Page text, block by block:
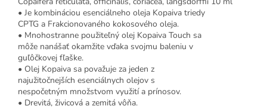
• Je kombináciou esenciálneho oleja Kopaiva triedy
CPTG a Frakcionovaného kokosového oleja.
• Mnohostranne použiteľný olej Kopaiva Touch sa
môže nanášať okamžite vďaka svojmu baleniu v
guľôčkovej fľaške.
• Olej Kopaiva sa považuje za jeden z
najužitočnejších esenciálnych olejov s
nespočetným množstvom využití a prínosov.
• Drevitá, živicová a zemitá vôňa.